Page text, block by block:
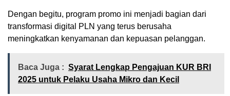
Dengan begitu, program promo ini menjadi bagian dari
transformasi digital PLN yang terus berusaha
meningkatkan kenyamanan dan kepuasan pelanggan.
Baca Juga : Syarat Lengkap Pengajuan KUR BRI
2025 untuk Pelaku Usaha Mikro dan Kecil